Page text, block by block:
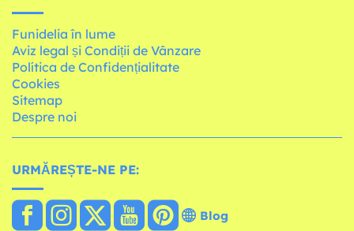
Funidelia în lume
Aviz legal și Condiții de Vânzare
Política de Confidențialitate
Cookies
Sitemap
Despre noi
URMĂREȘTE-NE PE:
Blog